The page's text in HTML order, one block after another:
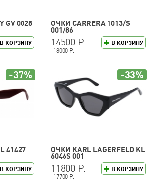
GV 0028
В КОРЗИНУ
ОЧКИ CARRERA 1013/S
001/86
В КОРЗИНУ
14500 Р.
18000 Р.
41427
В КОРЗИНУ
-37%
ОЧКИ KARL LAGERFELD KL
6046S 001
В КОРЗИНУ
11800 Р.
17700 Р.
-33%